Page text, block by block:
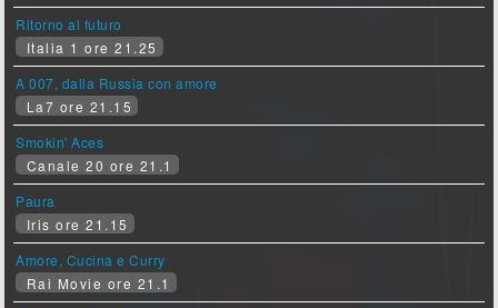
Ritorno al futuro
Italia 1 ore 21.25
A 007, dalla Russia con amore
La7 ore 21.15
Smokin' Aces
Canale 20 ore 21.1
Paura
Iris ore 21.15
Amore, Cucina e Curry
Rai Movie ore 21.1